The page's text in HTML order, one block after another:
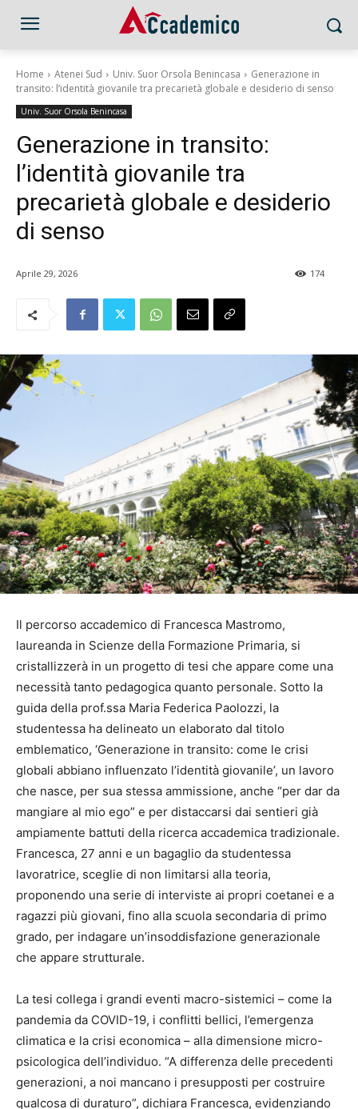
Home Atenei Sud Univ. Suor Orsola Benincasa
Generazione in
transito: l’identità giovanile tra precarietà globale e desiderio di senso
Univ. Suor Orsola Benincasa
Generazione in transito:
l’identità giovanile tra
precarietà globale e desiderio
di senso
Aprile 29, 2026 174
Il percorso accademico di Francesca Mastromo,
laureanda in Scienze della Formazione Primaria, si
cristallizzerà in un progetto di tesi che appare come una
necessità tanto pedagogica quanto personale. Sotto la
guida della prof.ssa Maria Federica Paolozzi, la
studentessa ha delineato un elaborato dal titolo
emblematico, ‘Generazione in transito: come le crisi
globali abbiano influenzato l’identità giovanile’, un lavoro
che nasce, per sua stessa ammissione, anche “per dar da
mangiare al mio ego” e per distaccarsi dai sentieri già
ampiamente battuti della ricerca accademica tradizionale.
Francesca, 27 anni e un bagaglio da studentessa
lavoratrice, sceglie di non limitarsi alla teoria,
proponendo una serie di interviste ai propri coetanei e a
ragazzi più giovani, fino alla scuola secondaria di primo
grado, per indagare un’insoddisfazione generazionale
che appare strutturale.
La tesi collega i grandi eventi macro-sistemici – come la
pandemia da COVID-19, i conflitti bellici, l’emergenza
climatica e la crisi economica – alla dimensione micro-
psicologica dell’individuo. “A differenza delle precedenti
generazioni, a noi mancano i presupposti per costruire
qualcosa di duraturo”, dichiara Francesca, evidenziando